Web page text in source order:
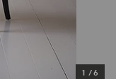
1 /6